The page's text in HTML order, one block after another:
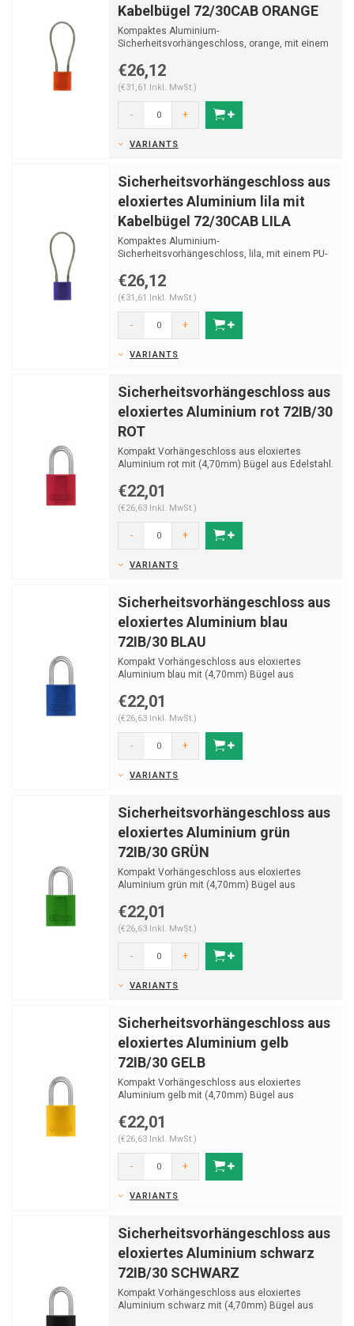
Kabelbügel 72/30CAB ORANGE
Kompaktes Aluminium-
Sicherheitsvorhängeschloss, orange, mit einem
€26,12
(€31,61 Inkl. MwSt.)
- +
VARIANTS
Sicherheitsvorhängeschloss aus
eloxiertes Aluminium lila mit
Kabelbügel 72/30CAB LILA
Kompaktes Aluminium-
Sicherheitsvorhängeschloss, lila, mit einem PU-
€26,12
(€31,61 Inkl. MwSt.)
- +
VARIANTS
Sicherheitsvorhängeschloss aus
eloxiertes Aluminium rot 72IB/30
ROT
Kompakt Vorhängeschloss aus eloxiertes
Aluminium rot mit (4,70mm) Bügel aus Edelstahl.
€22,01
(€26,63 Inkl. MwSt.)
- +
VARIANTS
Sicherheitsvorhängeschloss aus
eloxiertes Aluminium blau
72IB/30 BLAU
Kompakt Vorhängeschloss aus eloxiertes
Aluminium blau mit (4,70mm) Bügel aus
€22,01
(€26,63 Inkl. MwSt.)
- +
VARIANTS
Sicherheitsvorhängeschloss aus
eloxiertes Aluminium grün
72IB/30 GRÜN
Kompakt Vorhängeschloss aus eloxiertes
Aluminium grün mit (4,70mm) Bügel aus
€22,01
(€26,63 Inkl. MwSt.)
- +
VARIANTS
Sicherheitsvorhängeschloss aus
eloxiertes Aluminium gelb
72IB/30 GELB
Kompakt Vorhängeschloss aus eloxiertes
Aluminium gelb mit (4,70mm) Bügel aus
€22,01
(€26,63 Inkl. MwSt.)
- +
VARIANTS
Sicherheitsvorhängeschloss aus
eloxiertes Aluminium schwarz
72IB/30 SCHWARZ
Kompakt Vorhängeschloss aus eloxiertes
Aluminium schwarz mit (4,70mm) Bügel aus